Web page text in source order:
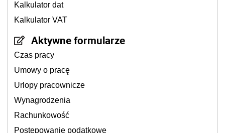
Kalkulator dat
Kalkulator VAT
Aktywne formularze
Czas pracy
Umowy o pracę
Urlopy pracownicze
Wynagrodzenia
Rachunkowość
Postępowanie podatkowe